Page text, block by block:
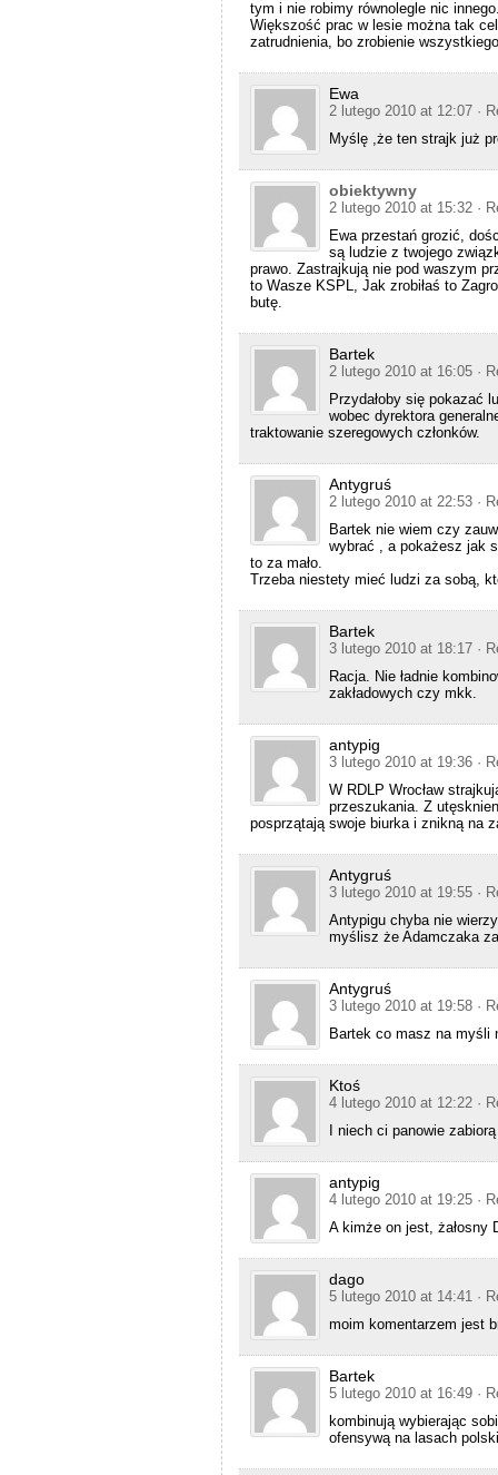
tym i nie robimy równolegle nic
Większość prac w lesie można tak
zatrudnienia, bo zrobienie
Ewa
2 lutego 2010 at 12:07 ·
Myślę ,że ten strajk już
obiektywny
2 lutego 2010 at 15:32 ·
Ewa przestań grozić,
są ludzie z twojego
prawo. Zastrajkują nie pod waszym
to Wasze KSPL, Jak zrobiłaś to
butę.
Bartek
2 lutego 2010 at 16:05 ·
Przydałoby się pokazać
wobec dyrektora
traktowanie szeregowych członków.
Antygruś
2 lutego 2010 at 22:53 ·
Bartek nie wiem czy
wybrać , a pokażesz jak
to za mało.
Trzeba niestety mieć ludzi za sobą,
Bartek
3 lutego 2010 at 18:17 ·
Racja. Nie ładnie
zakładowych czy mkk.
antypig
3 lutego 2010 at 19:36 ·
W RDLP Wrocław
przeszukania. Z
posprzątają swoje biurka i znikną na
Antygruś
3 lutego 2010 at 19:55 ·
Antypigu chyba nie
myślisz że Adamczaka
Antygruś
3 lutego 2010 at 19:58 ·
Bartek co masz na myśli
Ktoś
4 lutego 2010 at 12:22 ·
I niech ci panowie
antypig
4 lutego 2010 at 19:25 ·
A kimże on jest, żałosny
dago
5 lutego 2010 at 14:41 ·
moim komentarzem jest
Bartek
5 lutego 2010 at 16:49 ·
kombinują wybierając
ofensywą na lasach